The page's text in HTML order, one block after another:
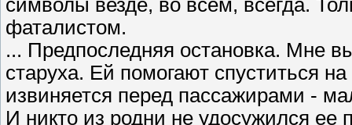
фаталистом.
... Предпоследняя остановка. Мне
старуха. Ей помогают спуститься
извиняется перед пассажирами -
И никто из родни не удосужился ее